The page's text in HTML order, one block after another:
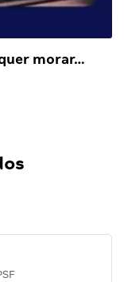
morar…